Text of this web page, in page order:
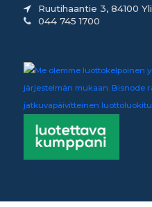
Ruutihaantie 3, 84100
044 745 1700